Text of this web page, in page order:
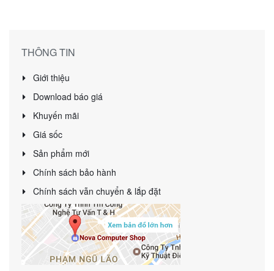
THÔNG TIN
Giới thiệu
Download báo giá
Khuyến mãi
Giá sốc
Sản phẩm mới
Chính sách bảo hành
Chính sách vẫn chuyển & lắp đặt